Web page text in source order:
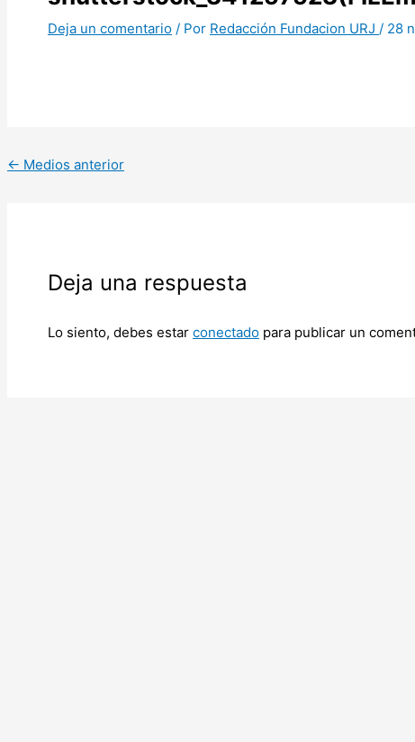
Deja un comentario / Por Redacción Fundacion URJ / 28
← Medios anterior
Deja una respuesta
Lo siento, debes estar conectado para publicar un